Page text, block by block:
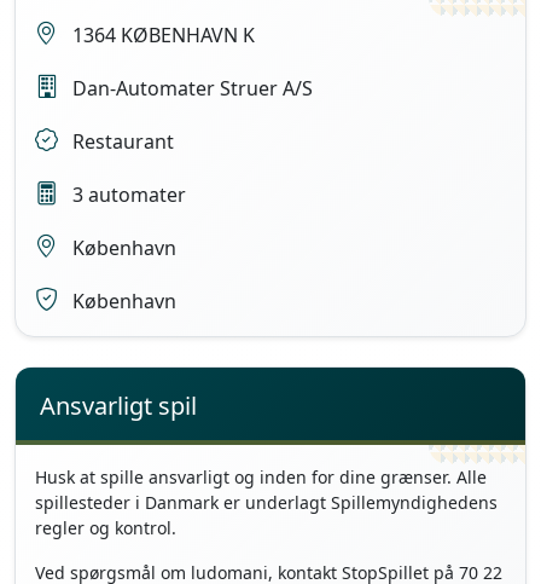
1364 KØBENHAVN K
Dan-Automater Struer A/S
Restaurant
3 automater
København
København
Ansvarligt spil
Husk at spille ansvarligt og inden for dine grænser. Alle
spillesteder i Danmark er underlagt Spillemyndighedens
regler og kontrol.
Ved spørgsmål om ludomani, kontakt StopSpillet på 70 22